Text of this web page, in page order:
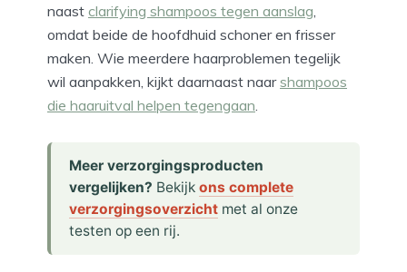
naast clarifying shampoos tegen aanslag,
omdat beide de hoofdhuid schoner en frisser
maken. Wie meerdere haarproblemen tegelijk
wil aanpakken, kijkt daarnaast naarshampoos
die haaruitval helpen tegengaan.
Meer verzorgingsproducten
vergelijken? Bekijk ons complete
verzorgingsoverzicht met al onze
testen op een rij.